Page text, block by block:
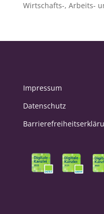
Wirtschafts-, Arbeits-
Impressum
Datenschutz